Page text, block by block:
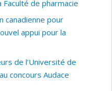
de pharmacie
canadienne pour
appui pour la
de l’Université de
concours Audace